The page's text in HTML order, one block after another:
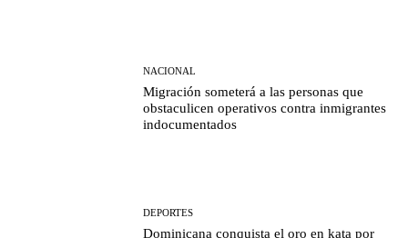
NACIONAL
Migración someterá a las personas que
obstaculicen operativos contra inmigrantes
indocumentados
DEPORTES
Dominicana conquista el oro en kata por